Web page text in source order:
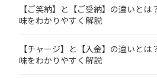
【ご笑納】と【ご受納】の違いと
味をわかりやすく解説
【チャージ】と【入金】の違いと
味をわかりやすく解説